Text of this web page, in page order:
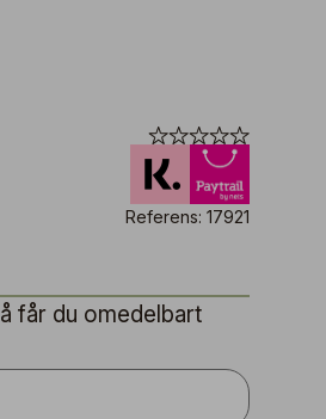
Referens: 17921
får du omedelbart